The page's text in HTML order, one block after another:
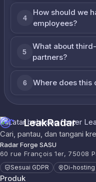
4
How should we
employees?
5
What about
partners?
6 Where does this
LeakRadar
Cari, pantau, dan tangani
Radar Forge SASU
60 rue François 1er, 75008
Sesuai GDPR Di-hosting
Produk